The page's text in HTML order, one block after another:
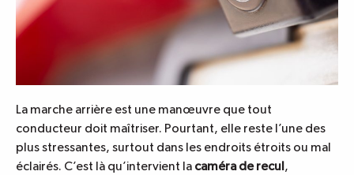
La marche arrière est une manœuvre que tout
conducteur doit maîtriser. Pourtant, elle reste l’une des
plus stressantes, surtout dans les endroits étroits ou mal
éclairés. C’est là qu’intervient la caméra de recul ,